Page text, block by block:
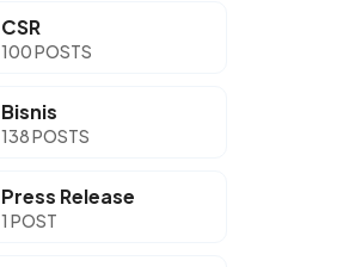
CSR
100 POSTS
Bisnis
138 POSTS
Press Release
1 POST